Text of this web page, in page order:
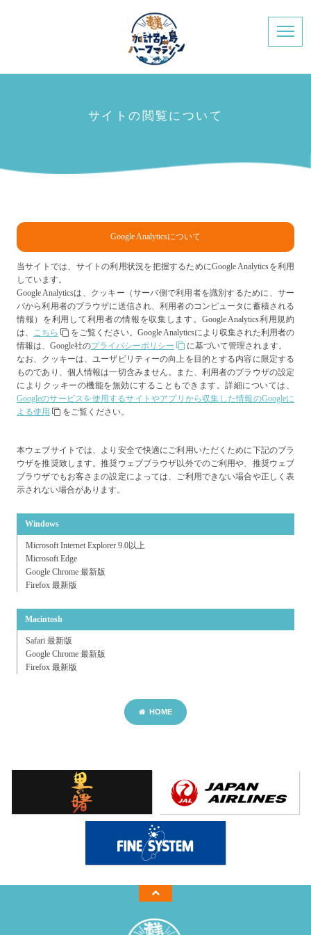
サイトの閲覧について
Google Analyticsについて
当サイトでは、サイトの利用状況を把握するためにGoogle Analyticsを利用
しています。
Google Analyticsは、クッキー（サーバ側で利用者を識別するために、サー
バから利用者のブラウザに送信され、利用者のコンピュータに蓄積される
情報）を利用して利用者の情報を収集します。Google Analytics利用規約
は、
こちら
をご覧ください。Google Analyticsにより収集された利用者の
情報は、Google社のプライバシーポリシー
に基づいて管理されます。
なお、クッキーは、ユーザビリティーの向上を目的とする内容に限定する
ものであり、個人情報は一切含みません。また、利用者のブラウザの設定
によりクッキーの機能を無効にすることもできます。詳細については、
Googleのサービスを使用するサイトやアプリから収集した情報のGoogleに
よる使用
をご覧ください。
本ウェブサイトでは、より安全で快適にご利用いただくために下記のブラ
ウザを推奨致します。推奨ウェブブラウザ以外でのご利用や、推奨ウェブ
ブラウザでもお客さまの設定によっては、ご利用できない場合や正しく表
示されない場合があります。
Windows
Microsoft Internet Explorer 9.0以上
Microsoft Edge
Google Chrome 最新版
Firefox 最新版
Macintosh
Safari 最新版
Google Chrome 最新版
Firefox 最新版
HOME